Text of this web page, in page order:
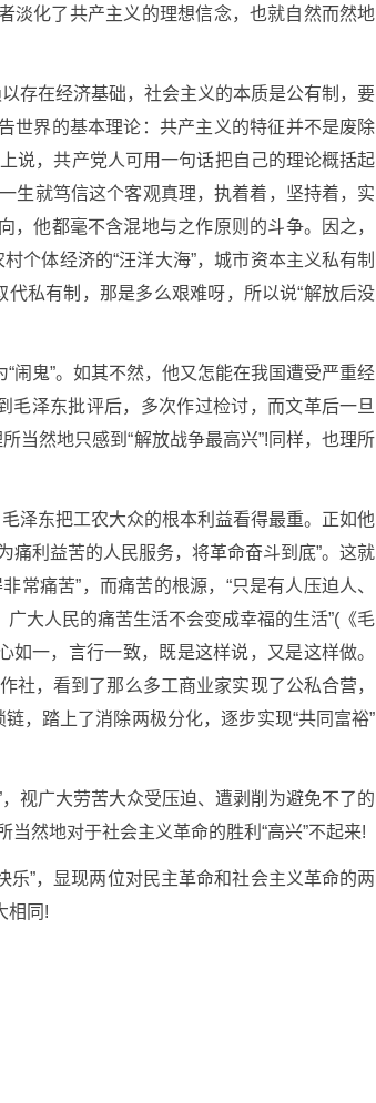
淡化了共产主义的理想信念，也就自然而然地
存在经济基础，社会主义的本质是公有制，要
世界的基本理论：共产主义的特征并不是废除
说，共产党人可用一句话把自己的理论概括起
生就笃信这个客观真理，执着着，坚持着，实
他都毫不含混地与之作原则的斗争。因之，
个体经济的“汪洋大海”，城市资本主义私有制
私有制，那是多么艰难呀，所以说“解放后没
闹鬼”。如其不然，他又怎能在我国遭受严重经
毛泽东批评后，多次作过检讨，而文革后一旦
当然地只感到“解放战争最高兴”!同样，也理所
泽东把工农大众的根本利益看得最重。正如他
痛利益苦的人民服务，将革命奋斗到底”。这就
常痛苦”，而痛苦的根源，“只是有人压迫人、
大人民的痛苦生活不会变成幸福的生活”(《毛
一，言行一致，既是这样说，又是这样做。
社，看到了那么多工商业家实现了公私合营，
，踏上了消除两极分化，逐步实现“共同富裕”
视广大劳苦大众受压迫、遭剥削为避免不了的
当然地对于社会主义革命的胜利“高兴”不起来!
乐”，显现两位对民主革命和社会主义革命的两
相同!